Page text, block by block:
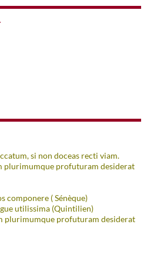
si non doceas recti viam.
plurimumque profuturam desiderat
componere ( Sénèque)
utilissima (Quintilien)
plurimumque profuturam desiderat